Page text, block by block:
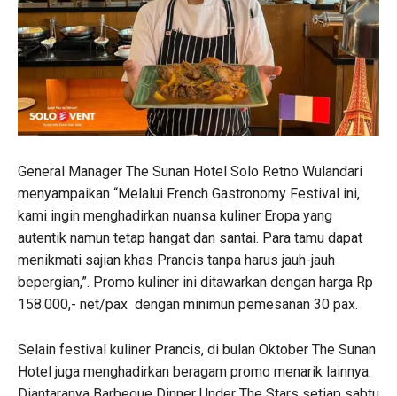
General Manager The Sunan Hotel Solo Retno Wulandari
menyampaikan “Melalui French Gastronomy Festival ini,
kami ingin menghadirkan nuansa kuliner Eropa yang
autentik namun tetap hangat dan santai. Para tamu dapat
menikmati sajian khas Prancis tanpa harus jauh-jauh
bepergian,”. Promo kuliner ini ditawarkan dengan harga Rp
158.000,- net/pax dengan minimun pemesanan 30 pax.
Selain festival kuliner Prancis, di bulan Oktober The Sunan
Hotel juga menghadirkan beragam promo menarik lainnya.